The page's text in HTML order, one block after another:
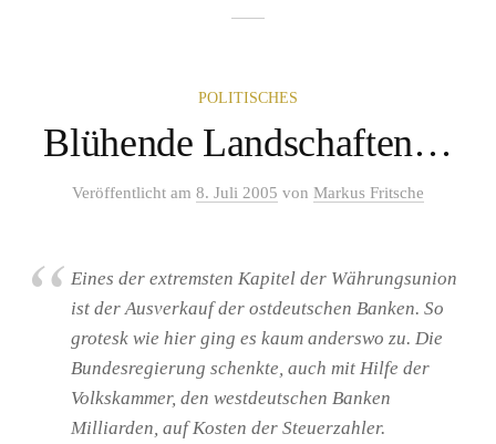
POLITISCHES
Blühende Landschaften…
Veröffentlicht am 8. Juli 2005 von Markus Fritsche
Eines der extremsten Kapitel der Währungsunion
ist der Ausverkauf der ostdeutschen Banken. So
grotesk wie hier ging es kaum anderswo zu. Die
Bundesregierung schenkte, auch mit Hilfe der
Volkskammer, den westdeutschen Banken
Milliarden, auf Kosten der Steuerzahler.